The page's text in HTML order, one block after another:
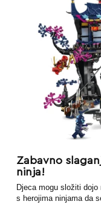
Zabavno
ninja!
Djeca mogu složiti
s herojima ninjama da